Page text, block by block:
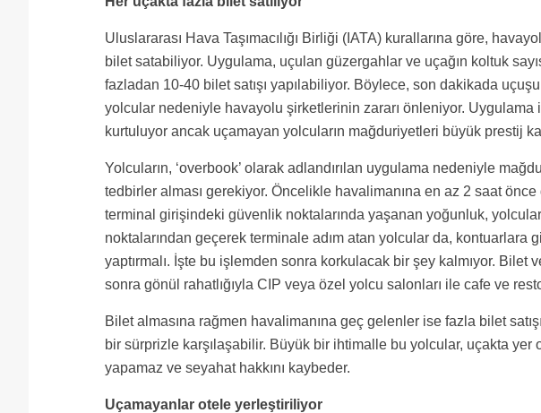
Uluslararası Hava Taşımacılığı Birliği (IATA) kurallarına göre,
bilet satabiliyor. Uygulama, uçulan güzergahlar ve uçağın koltuk
fazladan 10-40 bilet satışı yapılabiliyor. Böylece, son dakikada
yolcular nedeniyle havayolu şirketlerinin zararı önleniyor.
kurtuluyor ancak uçamayan yolcuların mağduriyetleri büyük prestij
Yolcuların, ‘overbook’ olarak adlandırılan uygulama nedeniyle
tedbirler alması gerekiyor. Öncelikle havalimanına en az 2 saat
terminal girişindeki güvenlik noktalarında yaşanan yoğunluk,
noktalarından geçerek terminale adım atan yolcular da, kontuarlara
yaptırmalı. İşte bu işlemden sonra korkulacak bir şey kalmıyor.
sonra gönül rahatlığıyla CIP veya özel yolcu salonları ile cafe ve
Bilet almasına rağmen havalimanına geç gelenler ise fazla bilet
bir sürprizle karşılaşabilir. Büyük bir ihtimalle bu yolcular, uçakta yer
yapamaz ve seyahat hakkını kaybeder.
Uçamayanlar otele yerleştiriliyor